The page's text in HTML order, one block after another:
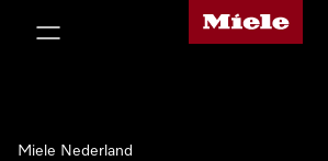
Homepage van Miele
Miele Nederland